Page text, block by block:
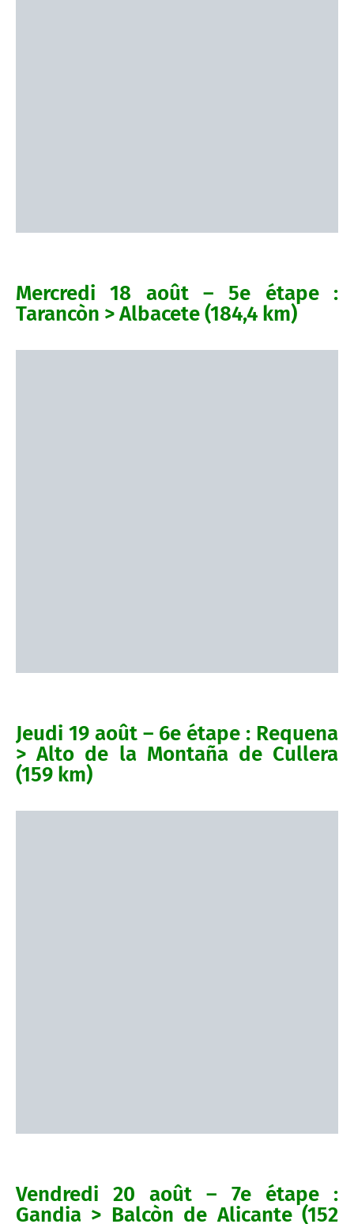
Mercredi 18 août – 5e étape :
Tarancòn > Albacete (184,4 km)
Jeudi 19 août – 6e étape : Requena
> Alto de la Montaña de Cullera
(159 km)
Vendredi 20 août – 7e étape :
Gandia > Balcòn de Alicante (152